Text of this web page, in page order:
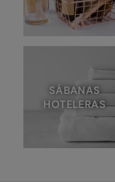
SÁBANAS
HOTELERAS